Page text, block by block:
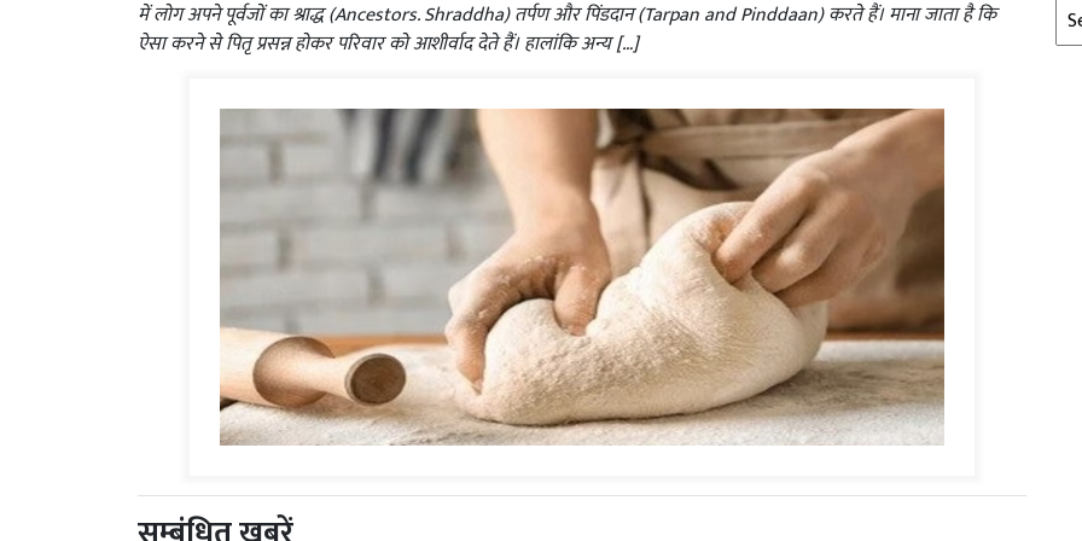
में लोग अपने पूर्वजों का श्राद्ध (Ancestors. Shraddha) तर्पण और पिंडदान (Tarpan and Pinddaan) करते हैं। माना जाता है कि
ऐसा करने से पितृ प्रसन्न होकर परिवार को आशीर्वाद देते हैं। हालांकि अन्य […]